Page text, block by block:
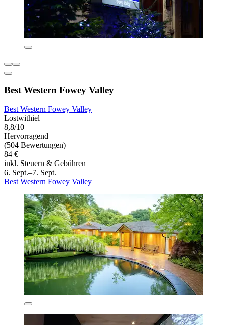
Best Western Fowey Valley
Best Western Fowey Valley
Lostwithiel
8,8/10
Hervorragend
(504 Bewertungen)
84 €
inkl. Steuern & Gebühren
6. Sept.–7. Sept.
Best Western Fowey Valley